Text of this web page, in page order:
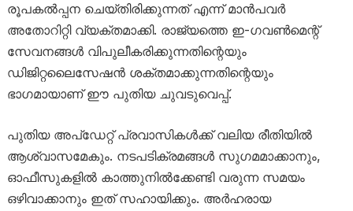
രൂപകൽപ്പന ചെയ്തിരിക്കുന്നത് എന്ന് മാൻപവർ
അതോറിറ്റി വ്യക്തമാക്കി. രാജ്യത്തെ ഇ-ഗവൺമെന്റ്
സേവനങ്ങൾ വിപുലീകരിക്കുന്നതിന്റെയും
ഡിജിറ്റലൈസേഷൻ ശക്തമാക്കുന്നതിന്റെയും
ഭാഗമായാണ് ഈ പുതിയ ചുവടുവെപ്പ്.
പുതിയ അപ്ഡേറ്റ് പ്രവാസികൾക്ക് വലിയ രീതിയിൽ
ആശ്വാസമേകും. നടപടിക്രമങ്ങൾ സുഗമമാക്കാനും,
ഓഫീസുകളിൽ കാത്തുനിൽക്കേണ്ടി വരുന്ന സമയം
ഒഴിവാക്കാനും ഇത് സഹായിക്കും. അർഹരായ